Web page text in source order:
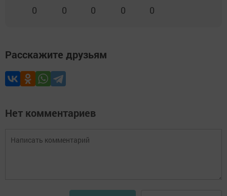
0 0 0 0 0
Расскажите друзьям
Нет комментариев